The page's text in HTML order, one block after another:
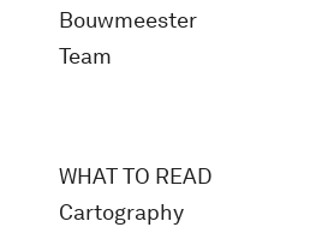
Bouwmeester
Team
WHAT TO READ
Cartography